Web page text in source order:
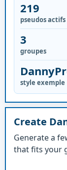
219
pseudos actifs
3
groupes
style exemple
Create
Generate a
that fits your